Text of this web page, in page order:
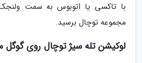
با تاکسی یا اتوبوس به سمت
مجموعه توچال برسید.
لوکیشن تله سیژ توچال روی